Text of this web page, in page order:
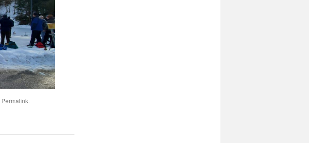
Permalink.